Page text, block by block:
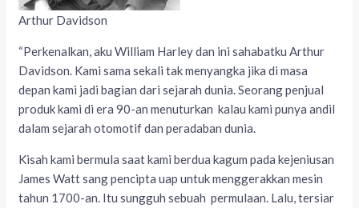
Arthur Davidson
“Perkenalkan, aku William Harley dan ini sahabatku Arthur
Davidson. Kami sama sekali tak menyangka jika di masa
depan kami jadi bagian dari sejarah dunia. Seorang penjual
produk kami di era 90-an menuturkan kalau kami punya andil
dalam sejarah otomotif dan peradaban dunia.
Kisah kami bermula saat kami berdua kagum pada kejeniusan
James Watt sang pencipta uap untuk menggerakkan mesin
tahun 1700-an. Itu sungguh sebuah permulaan. Lalu, tersiar